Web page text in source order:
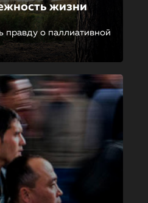
жизни
правду о паллиативной